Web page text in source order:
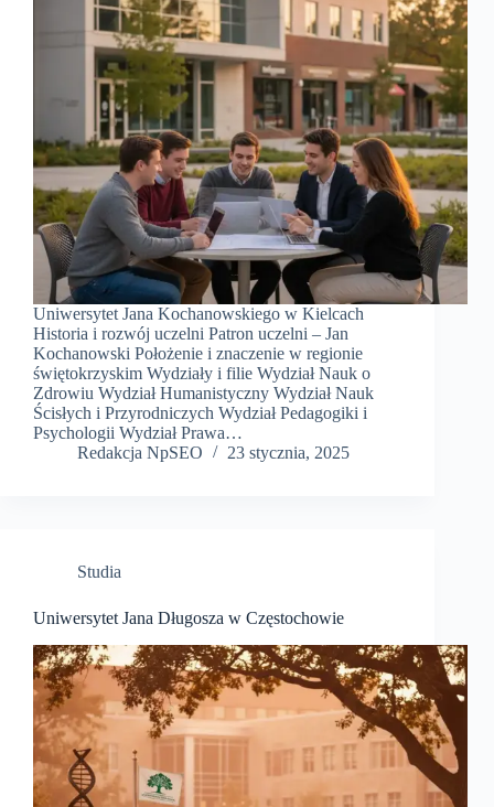
Uniwersytet Jana Kochanowskiego w Kielcach
Historia i rozwój uczelni Patron uczelni – Jan
Kochanowski Położenie i znaczenie w regionie
świętokrzyskim Wydziały i filie Wydział Nauk o
Zdrowiu Wydział Humanistyczny Wydział Nauk
Ścisłych i Przyrodniczych Wydział Pedagogiki i
Psychologii Wydział Prawa…
Redakcja NpSEO
23 stycznia, 2025
Studia
Uniwersytet Jana Długosza w Częstochowie